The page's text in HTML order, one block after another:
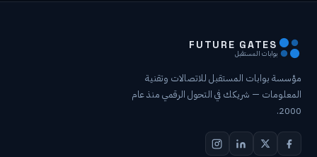
FUTURE GATES
بوابات المستقبل
مؤسسة بوابات المستقبل للاتصالات وتقنية
المعلومات — شريكك في التحول الرقمي منذ عام
2000.